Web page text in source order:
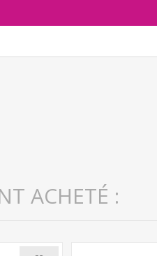
ACHETÉ :